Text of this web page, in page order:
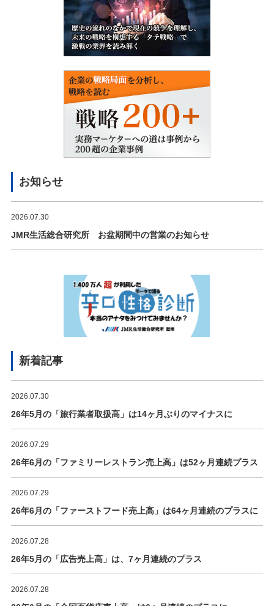
お知らせ
2026.07.30
JMR生活総合研究所 お盆期間中の営業のお知らせ
新着記事
2026.07.30
26年5月の「旅行業者取扱高」は14ヶ月ぶりのマイナスに
2026.07.29
26年6月の「ファミリーレストラン売上高」は52ヶ月連続プラス
2026.07.29
26年6月の「ファーストフード売上高」は64ヶ月連続のプラスに
2026.07.28
26年5月の「広告売上高」は、7ヶ月連続のプラス
2026.07.28